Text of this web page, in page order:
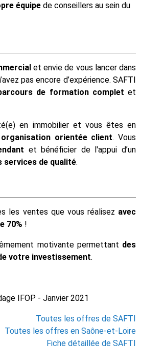
équipe de conseillers au sein du
et envie de vous lancer dans
pas encore d’expérience. SAFTI
de formation complet et
en immobilier et vous êtes en
organisation orientée client. Vous
et bénéficier de l'appui d’un
services de qualité.
les ventes que vous réalisez avec
70% !
motivante permettant des
votre investissement.
IFOP - Janvier 2021
Toutes les offres de SAFTI
Toutes les offres en Saône-et-Loire
Fiche détaillée de SAFTI